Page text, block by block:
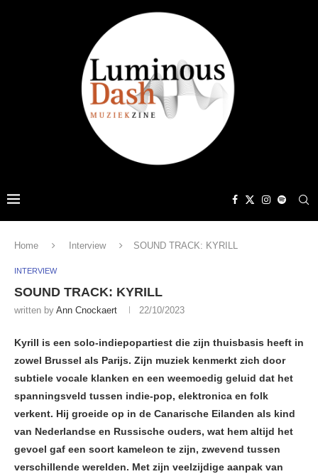
Home Interview SOUND TRACK: KYRILL
INTERVIEW
SOUND TRACK: KYRILL
written by Ann Cnockaert 22/10/2023
Kyrill is een solo-indiepopartiest die zijn thuisbasis heeft in
zowel Brussel als Parijs. Zijn muziek kenmerkt zich door
subtiele vocale klanken en een weemoedig geluid dat het
spanningsveld tussen indie-pop, elektronica en folk
verkent. Hij groeide op in de Canarische Eilanden als kind
van Nederlandse en Russische ouders, wat hem altijd het
gevoel gaf een soort kameleon te zijn, zwevend tussen
verschillende werelden. Met zijn veelzijdige aanpak van